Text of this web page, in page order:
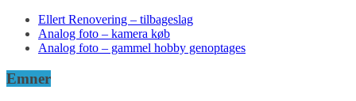
Ellert Renovering – tilbageslag
Analog foto – kamera køb
Analog foto – gammel hobby genoptages
Emner